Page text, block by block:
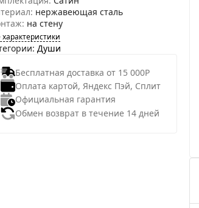
нержавеющая сталь
на стену
характеристики
Души
Бесплатная доставка от 15 000Р
Оплата картой, Яндекс Пэй, Сплит
Официальная гарантия
Обмен возврат в течение 14 дней